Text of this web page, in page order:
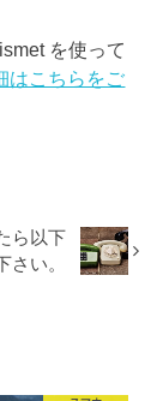
を使って
はこちらをご
ら以下
さい。